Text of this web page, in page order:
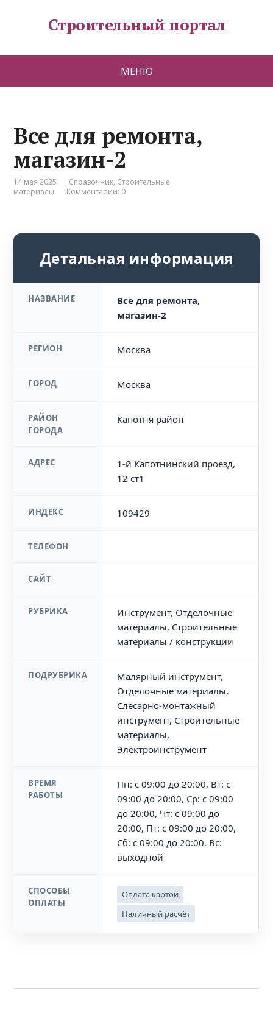
Строительный портал
МЕНЮ
Все для ремонта,
магазин-2
14 мая 2025 Справочник, Строительные
материалы
Комментарии: 0
Детальная информация
НАЗВАНИЕ
Все для ремонта,
магазин-2
РЕГИОН Москва
ГОРОД Москва
РАЙОН
ГОРОДА
Капотня район
АДРЕС
1-й Капотнинский проезд,
12 ст1
ИНДЕКС 109429
ТЕЛЕФОН
САЙТ
РУБРИКА
Инструмент, Отделочные
материалы, Строительные
материалы / конструкции
ПОДРУБРИКА
Малярный инструмент,
Отделочные материалы,
Слесарно-монтажный
инструмент, Строительные
материалы,
Электроинструмент
ВРЕМЯ
РАБОТЫ
Пн: с 09:00 до 20:00, Вт: с
09:00 до 20:00, Ср: с 09:00
до 20:00, Чт: с 09:00 до
20:00, Пт: с 09:00 до 20:00,
Сб: с 09:00 до 20:00, Вс:
выходной
СПОСОБЫ
ОПЛАТЫ
Оплата картой
Наличный расчёт